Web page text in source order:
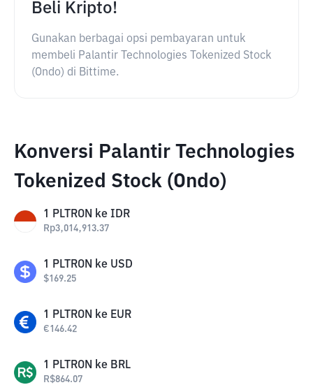
Beli Kripto!
Gunakan berbagai opsi pembayaran untuk
membeli Palantir Technologies Tokenized Stock
(Ondo) di Bittime.
Konversi Palantir Technologies
Tokenized Stock (Ondo)
1 PLTRON ke IDR
Rp3,014,913.37
1 PLTRON ke USD
$169.25
1 PLTRON ke EUR
€146.42
1 PLTRON ke BRL
R$864.07